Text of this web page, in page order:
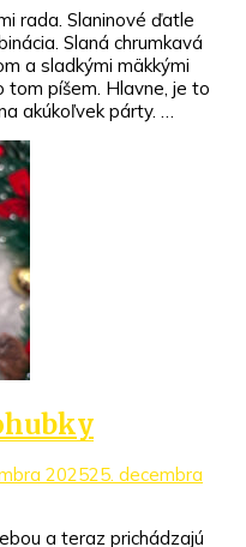
rada. Slaninové ďatle
Slaná chrumkavá
a sladkými mäkkými
tom píšem. Hlavne, je to
akúkoľvek párty. …
202525. decembra
a teraz prichádzajú